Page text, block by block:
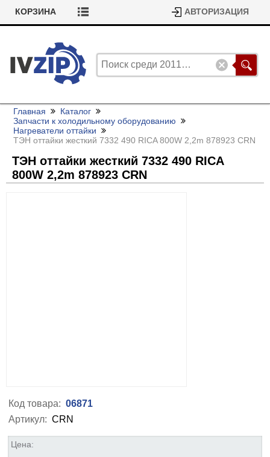
КОРЗИНА АВТОРИЗАЦИЯ
Главная
Каталог
Запчасти к холодильному оборудованию
Нагреватели оттайки
ТЭН оттайки жесткий 7332 490 RICA 800W 2,2m 878923 CRN
ТЭН оттайки жесткий 7332 490 RICA
800W 2,2m 878923 CRN
Код товара: 06871
Артикул: CRN
Цена: